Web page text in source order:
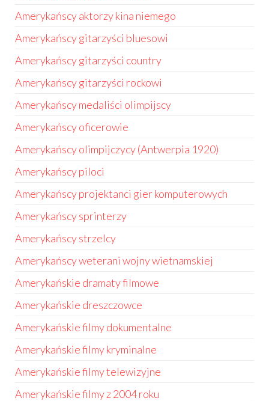
Amerykańscy aktorzy kina niemego
Amerykańscy gitarzyści bluesowi
Amerykańscy gitarzyści country
Amerykańscy gitarzyści rockowi
Amerykańscy medaliści olimpijscy
Amerykańscy oficerowie
Amerykańscy olimpijczycy (Antwerpia 1920)
Amerykańscy piloci
Amerykańscy projektanci gier komputerowych
Amerykańscy sprinterzy
Amerykańscy strzelcy
Amerykańscy weterani wojny wietnamskiej
Amerykańskie dramaty filmowe
Amerykańskie dreszczowce
Amerykańskie filmy dokumentalne
Amerykańskie filmy kryminalne
Amerykańskie filmy telewizyjne
Amerykańskie filmy z 2004 roku